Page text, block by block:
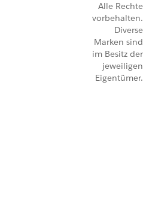
Alle Rechte
vorbehalten.
Diverse
Marken sind
im Besitz der
jeweiligen
Eigentümer.